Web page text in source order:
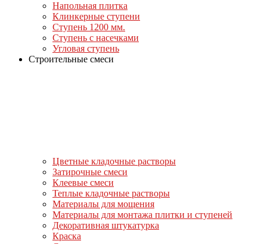
Напольная плитка
Клинкерные ступени
Ступень 1200 мм.
Ступень с насечками
Угловая ступень
Строительные смеси
Цветные кладочные растворы
Затирочные смеси
Клеевые смеси
Теплые кладочные растворы
Материалы для мощения
Материалы для монтажа плитки и ступеней
Декоративная штукатурка
Краска